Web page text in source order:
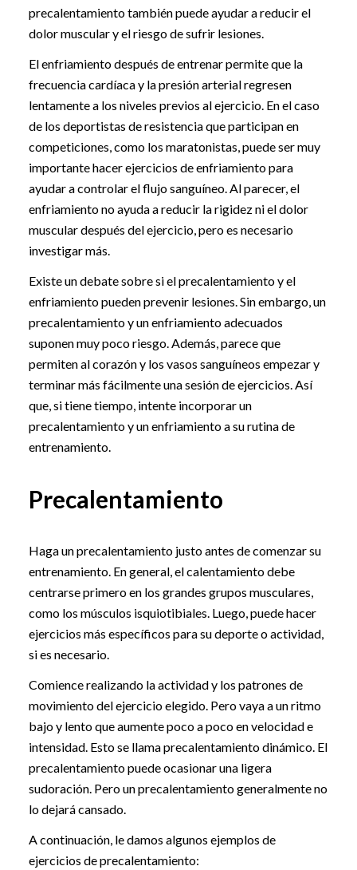
precalentamiento también puede ayudar a reducir el
dolor muscular y el riesgo de sufrir lesiones.
El enfriamiento después de entrenar permite que la
frecuencia cardíaca y la presión arterial regresen
lentamente a los niveles previos al ejercicio. En el caso
de los deportistas de resistencia que participan en
competiciones, como los maratonistas, puede ser muy
importante hacer ejercicios de enfriamiento para
ayudar a controlar el flujo sanguíneo. Al parecer, el
enfriamiento no ayuda a reducir la rigidez ni el dolor
muscular después del ejercicio, pero es necesario
investigar más.
Existe un debate sobre si el precalentamiento y el
enfriamiento pueden prevenir lesiones. Sin embargo, un
precalentamiento y un enfriamiento adecuados
suponen muy poco riesgo. Además, parece que
permiten al corazón y los vasos sanguíneos empezar y
terminar más fácilmente una sesión de ejercicios. Así
que, si tiene tiempo, intente incorporar un
precalentamiento y un enfriamiento a su rutina de
entrenamiento.
Precalentamiento
Haga un precalentamiento justo antes de comenzar su
entrenamiento. En general, el calentamiento debe
centrarse primero en los grandes grupos musculares,
como los músculos isquiotibiales. Luego, puede hacer
ejercicios más específicos para su deporte o actividad,
si es necesario.
Comience realizando la actividad y los patrones de
movimiento del ejercicio elegido. Pero vaya a un ritmo
bajo y lento que aumente poco a poco en velocidad e
intensidad. Esto se llama precalentamiento dinámico. El
precalentamiento puede ocasionar una ligera
sudoración. Pero un precalentamiento generalmente no
lo dejará cansado.
A continuación, le damos algunos ejemplos de
ejercicios de precalentamiento: